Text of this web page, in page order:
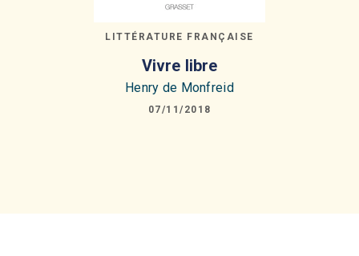
LITTÉRATURE FRANÇAISE
Vivre libre
Henry de Monfreid
07/11/2018